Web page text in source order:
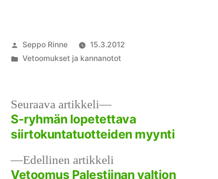
Artikkelin
julkaisija
Seppo Rinne
15.3.2012
Julkaistu
Vetoomukset ja kannanotot
Artikkelien
selaus
Edellinen artikkeliEdellinen
artikkeli:
Vetoomus Palestiinan valtion
Seuraava artikkeli
Seuraava
artikkeli:
S-ryhmän lopetettava
siirtokuntatuotteiden myynti